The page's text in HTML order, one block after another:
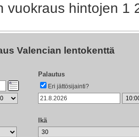
vuokraus hintojen 1
Valencian lentokenttä
Palautus
Eri jättösijainti?
Ikä